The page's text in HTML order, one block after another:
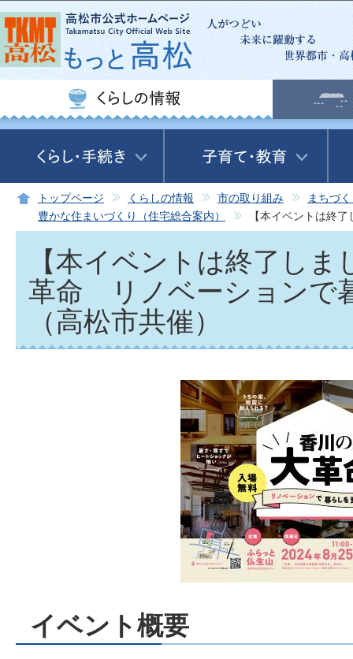
この
トップページ くらしの情報 市の取り組み
まちづ
豊かな住まいづくり（住宅総合案内）
【本イベントは終
【本イベントは終了し
革命 リノベーションで
（高松市共催）
イベント概要